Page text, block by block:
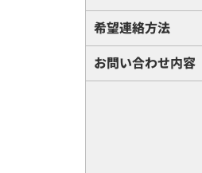
希望連絡方法
お問い合わせ内容